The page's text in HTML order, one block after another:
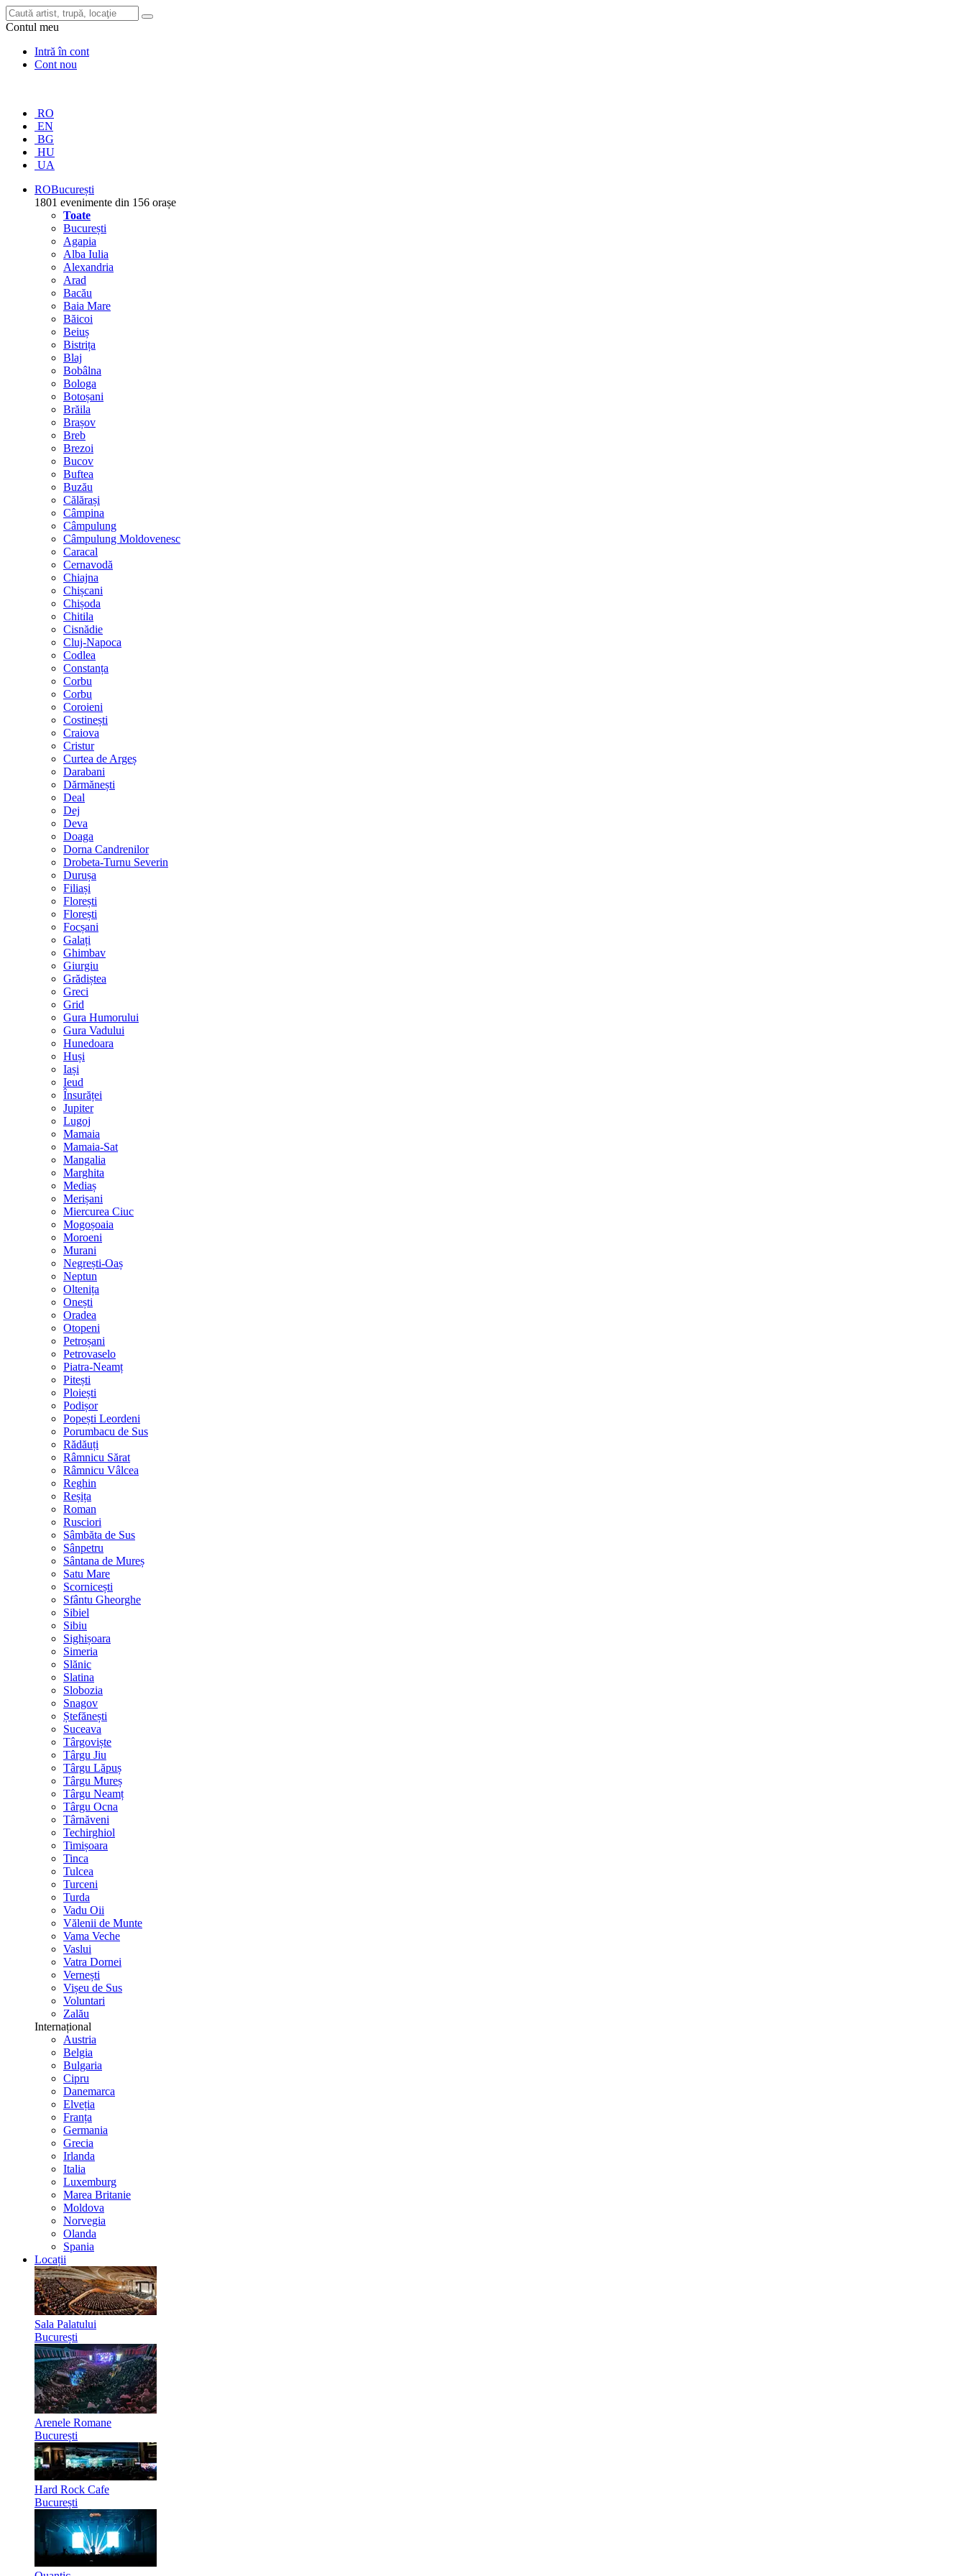
Contul meu
Intră în cont
Cont nou
RO
EN
BG
HU
UA
ROBucurești
1801 evenimente din 156 orașe
Toate
București
Agapia
Alba Iulia
Alexandria
Arad
Bacău
Baia Mare
Băicoi
Beiuș
Bistrița
Blaj
Bobâlna
Bologa
Botoșani
Brăila
Brașov
Breb
Brezoi
Bucov
Buftea
Buzău
Călărași
Câmpina
Câmpulung
Câmpulung Moldovenesc
Caracal
Cernavodă
Chiajna
Chișcani
Chișoda
Chitila
Cisnădie
Cluj-Napoca
Codlea
Constanța
Corbu
Corbu
Coroieni
Costinești
Craiova
Cristur
Curtea de Argeș
Darabani
Dărmănești
Deal
Dej
Deva
Doaga
Dorna Candrenilor
Drobeta-Turnu Severin
Durușa
Filiași
Florești
Florești
Focșani
Galați
Ghimbav
Giurgiu
Grădiștea
Greci
Grid
Gura Humorului
Gura Vadului
Hunedoara
Huși
Iași
Ieud
Însurăței
Jupiter
Lugoj
Mamaia
Mamaia-Sat
Mangalia
Marghita
Mediaș
Merișani
Miercurea Ciuc
Mogoșoaia
Moroeni
Murani
Negrești-Oaș
Neptun
Oltenița
Onești
Oradea
Otopeni
Petroșani
Petrovaselo
Piatra-Neamț
Pitești
Ploiești
Podișor
Popești Leordeni
Porumbacu de Sus
Rădăuți
Râmnicu Sărat
Râmnicu Vâlcea
Reghin
Reșița
Roman
Rusciori
Sâmbăta de Sus
Sânpetru
Sântana de Mureș
Satu Mare
Scornicești
Sfântu Gheorghe
Sibiel
Sibiu
Sighișoara
Simeria
Slănic
Slatina
Slobozia
Snagov
Ștefănești
Suceava
Târgoviște
Târgu Jiu
Târgu Lăpuș
Târgu Mureș
Târgu Neamț
Târgu Ocna
Târnăveni
Techirghiol
Timișoara
Tinca
Tulcea
Turceni
Turda
Vadu Oii
Vălenii de Munte
Vama Veche
Vaslui
Vatra Dornei
Vernești
Vișeu de Sus
Voluntari
Zalău
Internațional
Austria
Belgia
Bulgaria
Cipru
Danemarca
Elveția
Franța
Germania
Grecia
Irlanda
Italia
Luxemburg
Marea Britanie
Moldova
Norvegia
Olanda
Spania
Locații
Sala Palatului
București
Arenele Romane
București
Hard Rock Cafe
București